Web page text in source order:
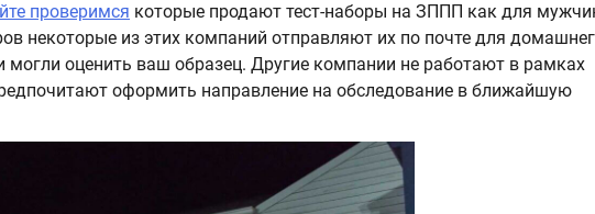
проверимся которые продают тест-наборы на ЗППП как для
некоторые из этих компаний отправляют их по почте для
могли оценить ваш образец. Другие компании не работают в рамках
оформить направление на обследование в ближайшую